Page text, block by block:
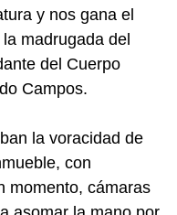
y nos gana el
madrugada del
del Cuerpo
Campos.
la voracidad de
con
momento, cámaras